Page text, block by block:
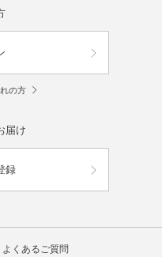
の方
届け
録
よくあるご質問